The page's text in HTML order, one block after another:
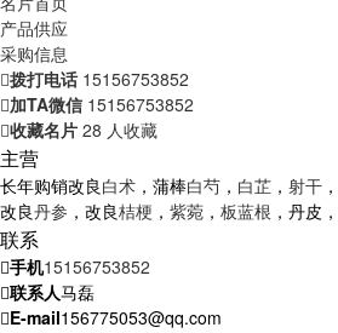
产品供应
采购信息
拨打电话 15156753852
加TA微信 15156753852
收藏名片 28 人收藏
主营
长年购销改良白术 ，蒲棒白芍 ， 白芷 ， 射干 ，
改良丹参 ，改良桔梗 ， 紫菀 ， 板蓝根 ，丹皮，
联系
手机15156753852
联系人马磊
E-mail156775053@qq.com